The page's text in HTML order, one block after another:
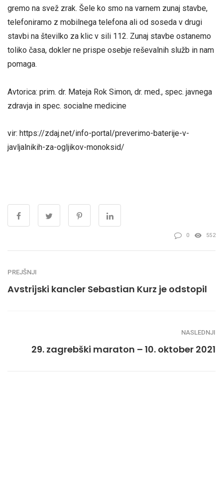
gremo na svež zrak. Šele ko smo na varnem zunaj stavbe,
telefoniramo z mobilnega telefona ali od soseda v drugi
stavbi na številko za klic v sili 112. Zunaj stavbe ostanemo
toliko časa, dokler ne prispe osebje reševalnih služb in nam
pomaga.
Avtorica: prim. dr. Mateja Rok Simon, dr. med., spec. javnega
zdravja in spec. socialne medicine
vir: https://zdaj.net/info-portal/preverimo-baterije-v-
javljalnikih-za-ogljikov-monoksid/
0 552
PREJŠNJI
Avstrijski kancler Sebastian Kurz je odstopil
NASLEDNJI
29. zagrebški maraton – 10. oktober 2021